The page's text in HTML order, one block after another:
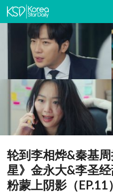
轮到李相烨&秦基
星》金永大&李圣
粉蒙上阴影（EP.11）